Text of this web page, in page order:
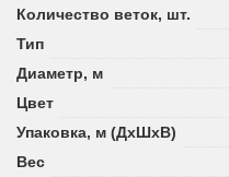
Количество веток, шт.
Тип
Диаметр, м
Цвет
Упаковка, м (ДхШхВ)
Вес